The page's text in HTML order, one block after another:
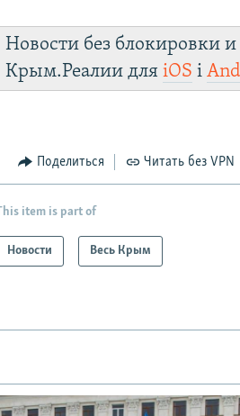
Новости без блокировки
Крым.Реалии дляiOS і
Поделиться Читать без VPN
item is part of
Новости Весь Крым